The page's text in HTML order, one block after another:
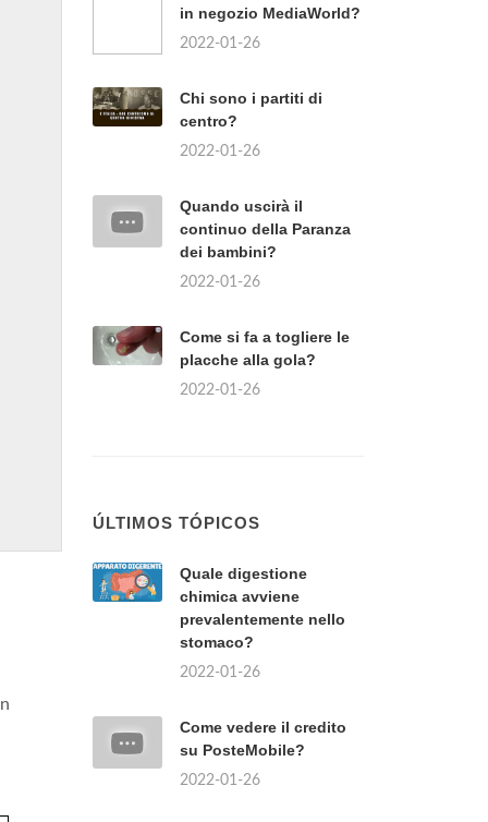
in negozio MediaWorld?
2022-01-26
Chi sono i partiti di
centro?
2022-01-26
Quando uscirà il
continuo della Paranza
dei bambini?
2022-01-26
Come si fa a togliere le
placche alla gola?
2022-01-26
ÚLTIMOS TÓPICOS
Quale digestione
chimica avviene
prevalentemente nello
stomaco?
2022-01-26
Come vedere il credito
su PosteMobile?
2022-01-26